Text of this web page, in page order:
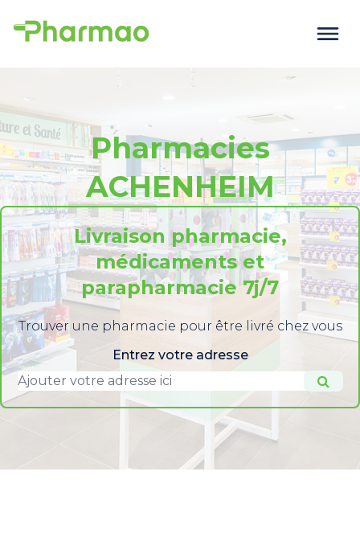
Pharmacies
ACHENHEIM
Livraison pharmacie,
médicaments et
parapharmacie 7j/7
Trouver une pharmacie pour être livré chez vous
Entrez votre adresse